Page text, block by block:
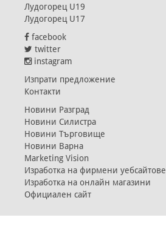
Лудогорец U19
Лудогорец U17
facebook
twitter
instagram
Изпрати предложение
Контакти
Новини Разград
Новини Силистра
Новини Търговище
Новини Варна
Marketing Vision
Изработка на фирмени уебсайтове
Изработка на онлайн магазини
Официален сайт